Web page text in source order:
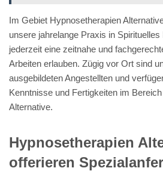
Im Gebiet Hypnosetherapien
unsere jahrelange Praxis in
jederzeit eine zeitnahe und
Arbeiten erlauben. Zügig vor Ort sind
ausgebildeten Angestellten und
Kenntnisse und Fertigkeiten im
Alternative.
Hypnosetherapien
offerieren